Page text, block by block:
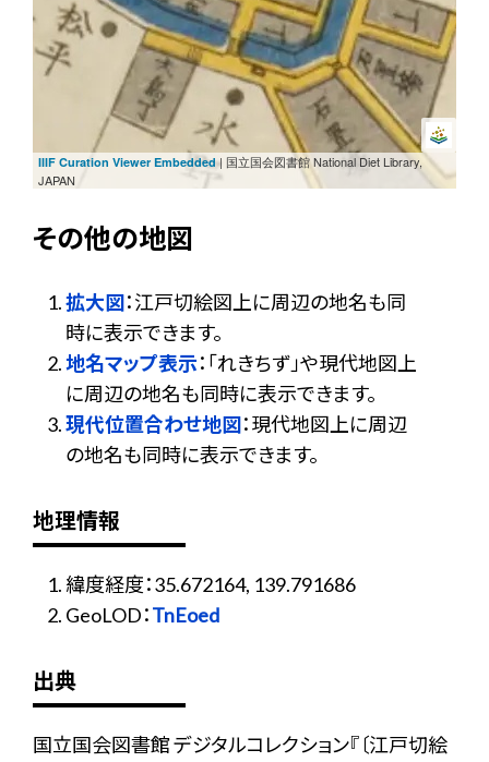
IIIF Curation Viewer Embedded| 国立国会図書館 National Diet Library,
JAPAN
その他の地図
拡大図：江戸切絵図上に周辺の地名も同
時に表示できます。
地名マップ表示：「れきちず」や現代地図上
に周辺の地名も同時に表示できます。
現代位置合わせ地図：現代地図上に周辺
の地名も同時に表示できます。
地理情報
緯度経度：35.672164, 139.791686
GeoLOD：TnEoed
出典
国立国会図書館 デジタルコレクション『〔江戸切絵